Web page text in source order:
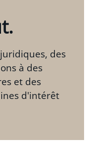
des
à des
et des
d'intérêt